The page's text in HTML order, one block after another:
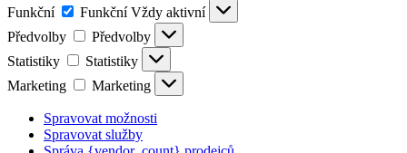
Funkční
Funkční Vždy aktivní
Předvolby
Předvolby
Statistiky
Statistiky
Marketing
Marketing
Spravovat možnosti
Spravovat služby